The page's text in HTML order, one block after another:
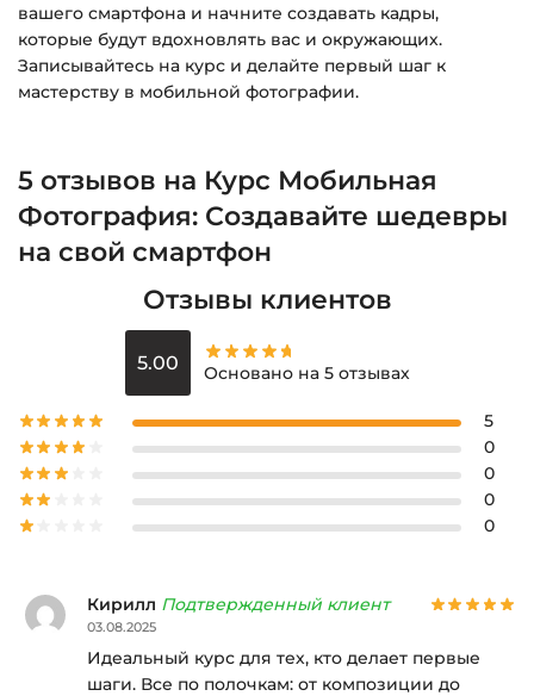
вашего смартфона и начните создавать кадры,
которые будут вдохновлять вас и окружающих.
Записывайтесь на курс и делайте первый шаг к
мастерству в мобильной фотографии.
5 отзывов на Курс Мобильная
Фотография: Создавайте шедевры
на свой смартфон
Отзывы клиентов
5.00 Основано на 5 отзывах
5
0
0
0
0
Кирилл Подтвержденный клиент
03.08.2025
Идеальный курс для тех, кто делает первые
шаги. Все по полочкам: от композиции до